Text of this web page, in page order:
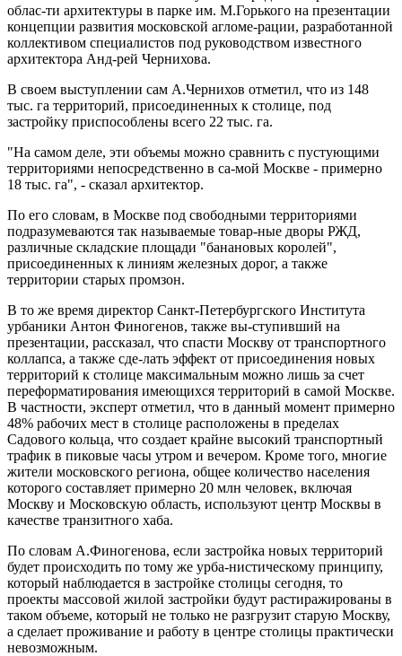
облас-ти архитектуры в парке им. М.Горького на презентации
концепции развития московской агломе-рации, разработанной
коллективом специалистов под руководством известного
архитектора Анд-рей Чернихова.
В своем выступлении сам А.Чернихов отметил, что из 148
тыс. га территорий, присоединенных к столице, под
застройку приспособлены всего 22 тыс. га.
"На самом деле, эти объемы можно сравнить с пустующими
территориями непосредственно в са-мой Москве - примерно
18 тыс. га", - сказал архитектор.
По его словам, в Москве под свободными территориями
подразумеваются так называемые товар-ные дворы РЖД,
различные складские площади "банановых королей",
присоединенных к линиям железных дорог, а также
территории старых промзон.
В то же время директор Санкт-Петербургского Института
урбаники Антон Финогенов, также вы-ступивший на
презентации, рассказал, что спасти Москву от транспортного
коллапса, а также сде-лать эффект от присоединения новых
территорий к столице максимальным можно лишь за счет
переформатирования имеющихся территорий в самой Москве.
В частности, эксперт отметил, что в данный момент примерно
48% рабочих мест в столице расположены в пределах
Садового кольца, что создает крайне высокий транспортный
трафик в пиковые часы утром и вечером. Кроме того, многие
жители московского региона, общее количество населения
которого составляет примерно 20 млн человек, включая
Москву и Московскую область, используют центр Москвы в
качестве транзитного хаба.
По словам А.Финогенова, если застройка новых территорий
будет происходить по тому же урба-нистическому принципу,
который наблюдается в застройке столицы сегодня, то
проекты массовой жилой застройки будут растиражированы в
таком объеме, который не только не разгрузит старую Москву,
а сделает проживание и работу в центре столицы практически
невозможным.